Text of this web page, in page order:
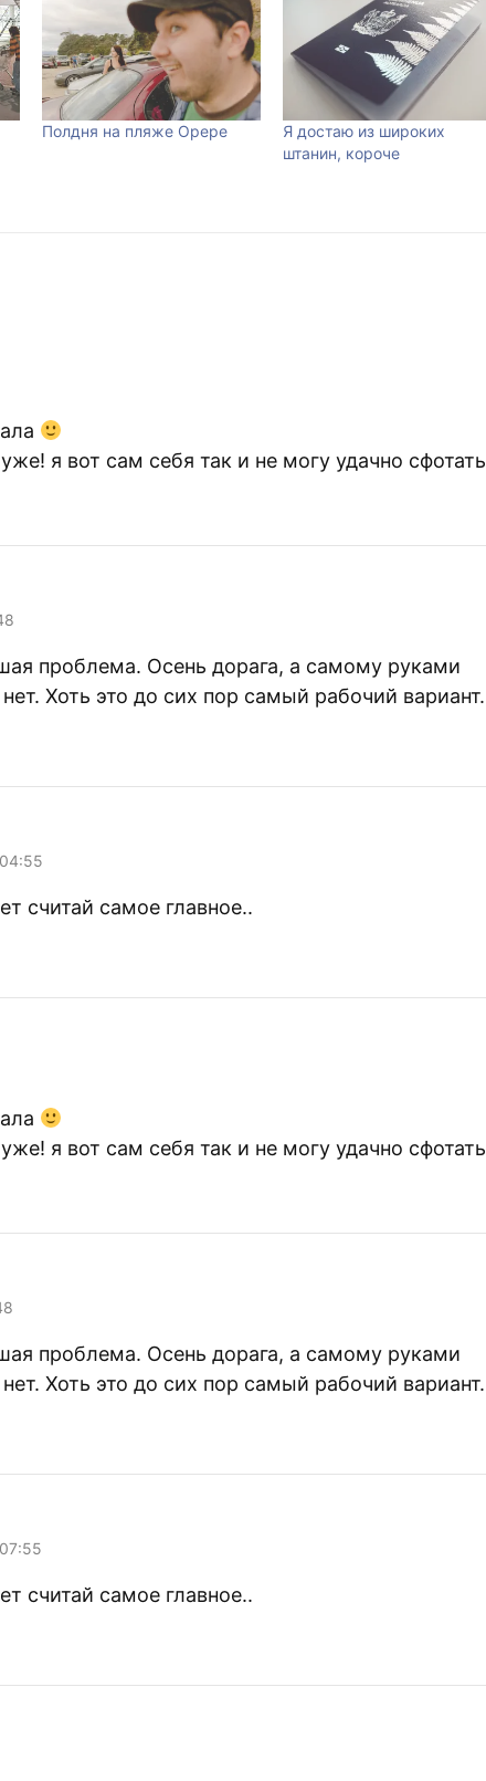
Полдня на пляже Орере
Я достаю из широких
штанин, короче
я вот сам себя так и не могу удачно сфотать
проблема. Осень дорага, а самому руками
Хоть это до сих пор самый рабочий вариант.
считай самое главное..
я вот сам себя так и не могу удачно сфотать
проблема. Осень дорага, а самому руками
Хоть это до сих пор самый рабочий вариант.
считай самое главное..